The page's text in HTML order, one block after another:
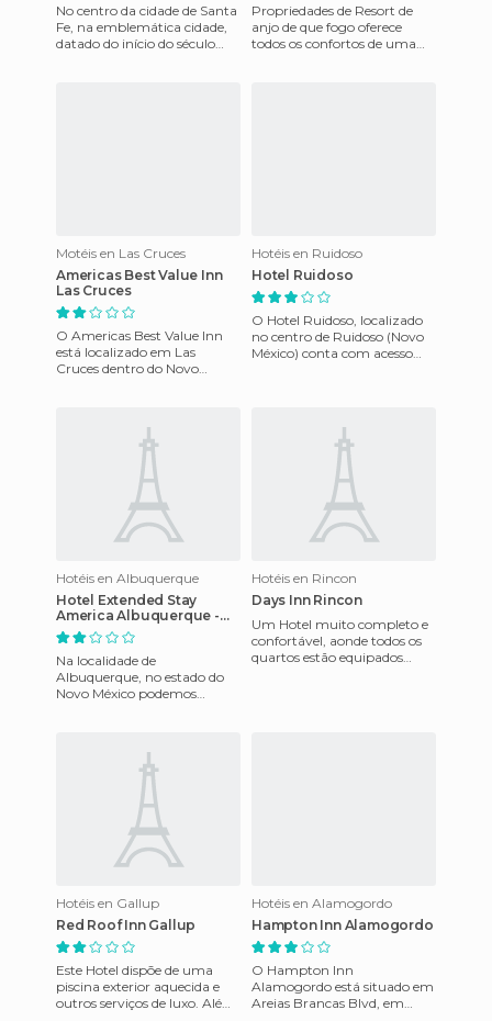
No centro da cidade de Santa
Fe, na emblemática cidade,
datado do início do século
Propriedades de Resort de
anjo de que fogo oferece
todos os confortos de uma
Motéis en Las Cruces
Americas Best Value Inn
Las Cruces
O Americas Best Value Inn
está localizado em Las
Cruces dentro do Novo
Hotéis en Ruidoso
Hotel Ruidoso
O Hotel Ruidoso, localizado
no centro de Ruidoso (Novo
México) conta com acesso
Hotéis en Albuquerque
Hotel Extended Stay
America Albuquerque -
Rio Rancho
Na localidade de
Albuquerque, no estado do
Novo México podemos
Hotéis en Rincon
Days Inn Rincon
Um Hotel muito completo e
confortável, aonde todos os
quartos estão equipados
Hotéis en Gallup
Red Roof Inn Gallup
Este Hotel dispõe de uma
piscina exterior aquecida e
outros serviços de luxo. Além
Hotéis en Alamogordo
Hampton Inn Alamogordo
O Hampton Inn
Alamogordo está situado em
Areias Brancas Blvd, em